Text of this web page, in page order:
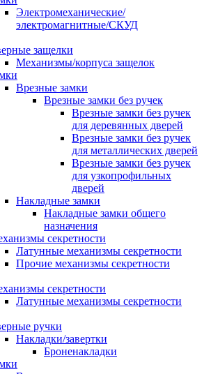
Электромеханические/
электромагнитные/СКУД
защелки
Механизмы/корпуса защелок
Врезные замки
Врезные замки без ручек
Врезные замки без ручек
для деревянных дверей
Врезные замки без ручек
для металлических дверей
Врезные замки без ручек
для узкопрофильных
дверей
Накладные замки
Накладные замки общего
назначения
секретности
Латунные механизмы секретности
Прочие механизмы секретности
секретности
Латунные механизмы секретности
ручки
Накладки/завертки
Броненакладки